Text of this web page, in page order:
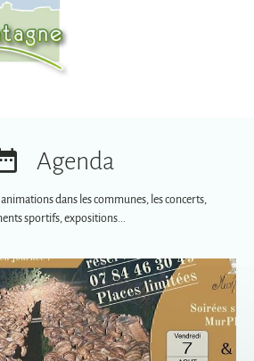
Agenda
dans les communes, les concerts,